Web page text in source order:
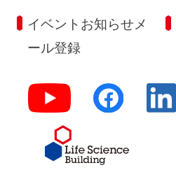
イベントお知らせメ
ール登録